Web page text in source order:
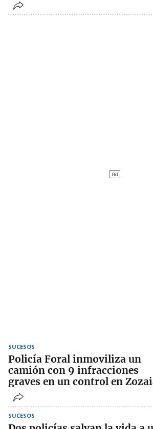
SUCESOS
Policía Foral inmoviliza un
camión con 9 infracciones
graves en un control en
SUCESOS